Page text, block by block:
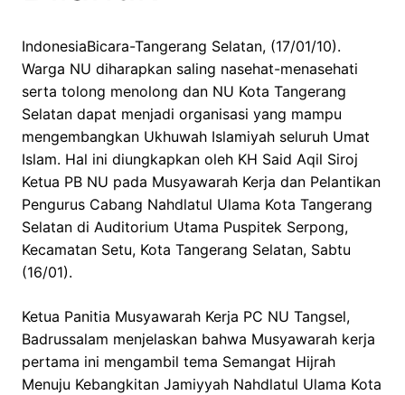
IndonesiaBicara-Tangerang Selatan, (17/01/10).
Warga NU diharapkan saling nasehat-menasehati
serta tolong menolong dan NU Kota Tangerang
Selatan dapat menjadi organisasi yang mampu
mengembangkan Ukhuwah Islamiyah seluruh Umat
Islam. Hal ini diungkapkan oleh KH Said Aqil Siroj
Ketua PB NU pada Musyawarah Kerja dan Pelantikan
Pengurus Cabang Nahdlatul Ulama Kota Tangerang
Selatan di Auditorium Utama Puspitek Serpong,
Kecamatan Setu, Kota Tangerang Selatan, Sabtu
(16/01).
Ketua Panitia Musyawarah Kerja PC NU Tangsel,
Badrussalam menjelaskan bahwa Musyawarah kerja
pertama ini mengambil tema Semangat Hijrah
Menuju Kebangkitan Jamiyyah Nahdlatul Ulama Kota